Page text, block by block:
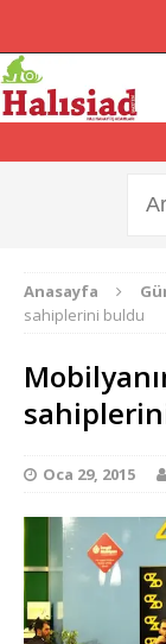
Anasayfa
sahiplerini buldu
Oca 29, 2015